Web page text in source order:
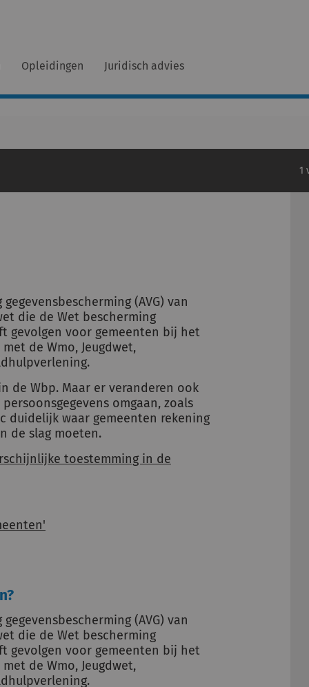
Opleidingen Juridisch advies
1
(AVG) van
die de Wet bescherming
gevolgen voor gemeenten bij het
de Wmo, Jeugdwet,
de Wbp. Maar er veranderen ook
omgaan, zoals
duidelijk waar gemeenten rekening
de slag moeten.
toestemming in de
(AVG) van
die de Wet bescherming
gevolgen voor gemeenten bij het
de Wmo, Jeugdwet,